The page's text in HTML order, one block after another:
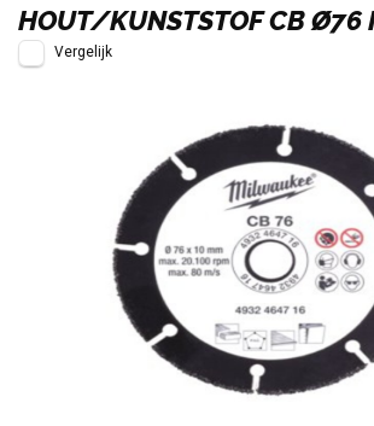
HOUT/KUNSTSTOF CB Ø76
Vergelijk